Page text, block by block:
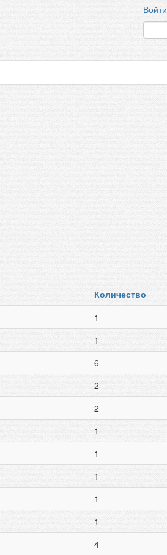
Войти
Количество
1
1
6
2
2
1
1
1
1
1
4